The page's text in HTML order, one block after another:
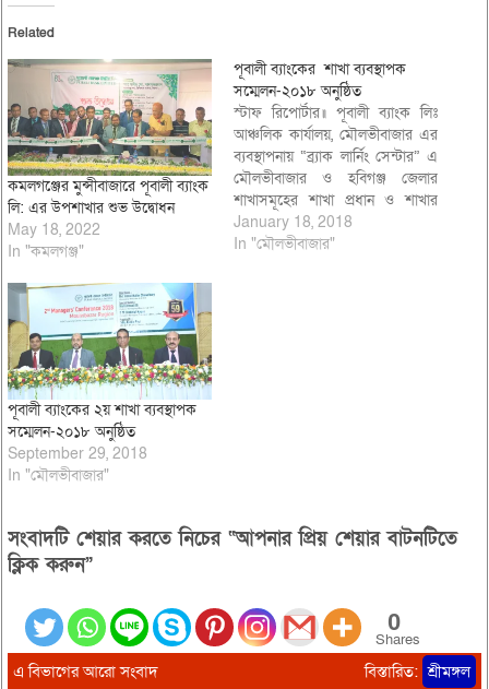
Related
কমলগঞ্জের মুন্সীবাজারে পূবালী ব্যাংক
লি: এর উপশাখার শুভ উদ্বোধন
May 18, 2022
In "কমলগঞ্জ"
পূবালী ব্যাংকের শাখা ব্যবস্থাপক
সম্মেলন-২০১৮ অনুষ্ঠিত
স্টাফ রিপোর্টার॥ পূবালী ব্যাংক লিঃ
আঞ্চলিক কার্যালয়, মৌলভীবাজার এর
ব্যবস্থাপনায় “ব্র্যাক লার্নিং সেন্টার” এ
মৌলভীবাজার ও হবিগঞ্জ জেলার
শাখাসমূহের শাখা প্রধান ও শাখার
কর্মকর্তা এবং মৌলভীবাজার আঞ্চলিক
কার্যালয়ের কর্মকর্তাদের নিয়ে “১ম
January 18, 2018
In "মৌলভীবাজার"
পূবালী ব্যাংকের ২য় শাখা ব্যবস্থাপক
সম্মেলন-২০১৮ অনুষ্ঠিত
September 29, 2018
In "মৌলভীবাজার"
সংবাদটি শেয়ার করতে নিচের “আপনার প্রিয় শেয়ার বাটনটিতে
ক্লিক করুন”
0
Shares
এ বিভাগের আরো সংবাদ বিস্তারিত: শ্রীমঙ্গল